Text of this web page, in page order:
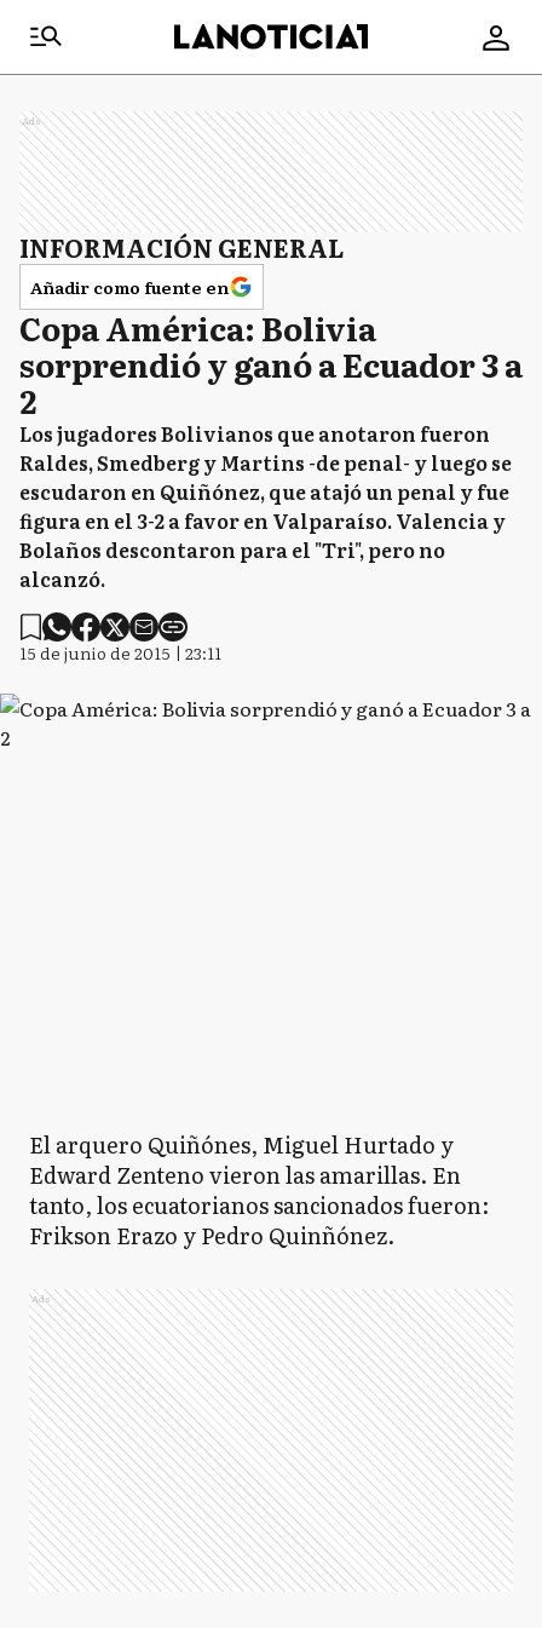
Ads
INFORMACIÓN GENERAL
Añadir como fuente en
Copa América: Bolivia
sorprendió y ganó a Ecuador 3 a
2
Los jugadores Bolivianos que anotaron fueron
Raldes, Smedberg y Martins -de penal- y luego se
escudaron en Quiñónez, que atajó un penal y fue
figura en el 3-2 a favor en Valparaíso. Valencia y
Bolaños descontaron para el "Tri", pero no
alcanzó.
15 de junio de 2015 | 23:11
El arquero Quiñónes, Miguel Hurtado y
Edward Zenteno vieron las amarillas. En
tanto, los ecuatorianos sancionados fueron:
Frikson Erazo y Pedro Quinñónez.
Ads